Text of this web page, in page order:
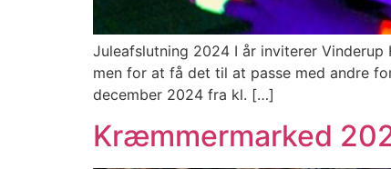
Juleafslutning 2024 I år inviterer
men for at få det til at passe med andre
december 2024 fra kl. […]
Kræmmermarked